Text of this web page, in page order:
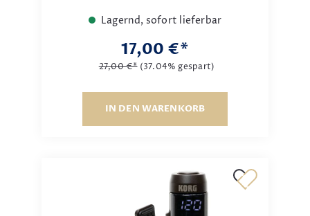
Lagernd, sofort lieferbar
17,00 €*
27,00 €* (37.04% gespart)
IN DEN WARENKORB